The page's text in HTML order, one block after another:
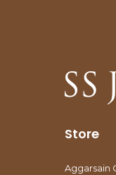
Store
Aggarsain